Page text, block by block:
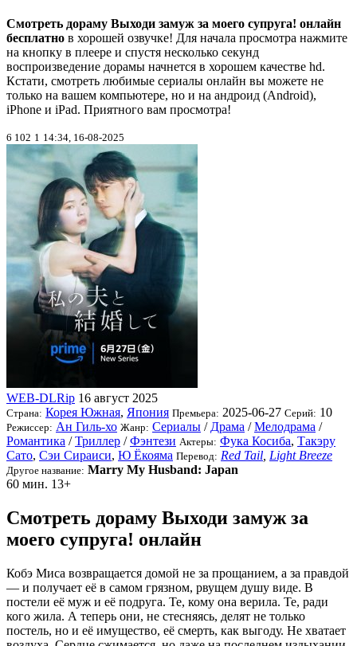
Смотреть дораму Выходи замуж за моего супруга! онлайн
бесплатно в хорошей озвучке! Для начала просмотра нажмите
на кнопку в плеере и спустя несколько секунд
воспроизведение дорамы начнется в хорошем качестве hd.
Кстати, смотреть любимые сериалы онлайн вы можете не
только на вашем компьютере, но и на андроид (Android),
iPhone и iPad. Приятного вам просмотра!
6 102 1 14:34, 16-08-2025
WEB-DLRip 16 август 2025
Страна: Корея Южная, Япония Премьера: 2025-06-27 Серий: 10
Режиссер: Ан Гиль-хо Жанр: Сериалы / Драма /Мелодрама /
Романтика /Триллер /Фэнтези Актеры: Фука Косиба, Такэру
Сато, Сэи Сираиси, Ю Ёкояма Перевод: Red Tail Light Breeze
Другое название: Marry My Husband: Japan
60 мин. 13+
Смотреть дораму Выходи замуж за
моего супруга! онлайн
Кобэ Миса возвращается домой не за прощанием, а за правдой
— и получает её в самом грязном, рвущем душу виде. В
постели её муж и её подруга. Те, кому она верила. Те, ради
кого жила. А теперь они, не стесняясь, делят не только
постель, но и её имущество, её смерть, как выгоду. Не хватает